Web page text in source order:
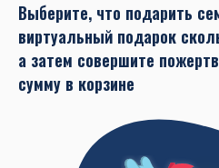
Выберите, что подарить
виртуальный подарок
а затем совершите
сумму в корзине